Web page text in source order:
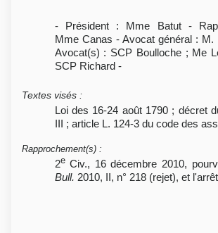
- Président : Mme Batut -
Mme Canas - Avocat général : M.
Avocat(s) : SCP Boulloche ; Me
SCP Richard -
Textes visés :
Loi des 16-24 août 1790 ; décret
III ; article L. 124-3 du code des
Rapprochement(s) :
2eCiv., 16 décembre 2010,
Bull. 2010, II, n° 218 (rejet), et